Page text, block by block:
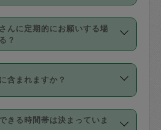
回っても、値引き等はござ
価格設定には最初は制限
ー件数、レビューの平均
に設定可能な最高額が上
みになっています。
レジットカード（Visa／
AMERICAN EXPRESS／
のみとなります。
力ください。プロフィー
入力いただかなくても大
んに定期的にお願いする場
？
ット」と「定期（毎週｜
、「定期」の依頼は「ス
得な料金でご利用できま
含まれますか？
金とは別途発生し、依頼
きる時間帯は決まっていま